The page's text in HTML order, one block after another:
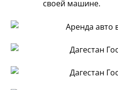
своей машине.